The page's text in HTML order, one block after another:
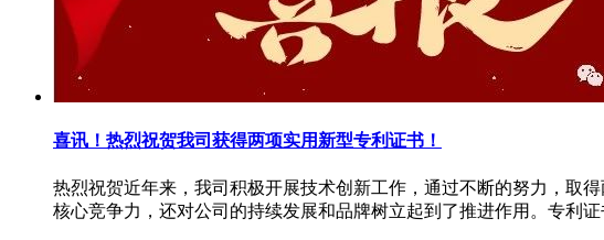
喜讯！热烈祝贺我司获得两项实用新型专利证书！
热烈祝贺近年来，我司积极开展技术创新工作，通过不断的努力，取
核心竞争力，还对公司的持续发展和品牌树立起到了推进作用。专利证